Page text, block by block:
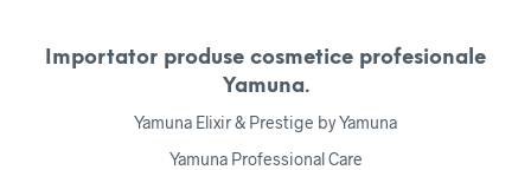
Importator produse cosmetice profesionale
Yamuna.
Yamuna Elixir & Prestige by Yamuna
Yamuna Professional Care